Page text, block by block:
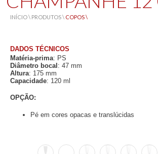
INÍCIO \ PRODUTOS \ COPOS \
DADOS TÉCNICOS
Matéria-prima: PS
Diâmetro bocal : 47 mm
Altura: 175 mm
Capacidade: 120 ml
OPÇÃO:
Pé em cores opacas e translúcidas